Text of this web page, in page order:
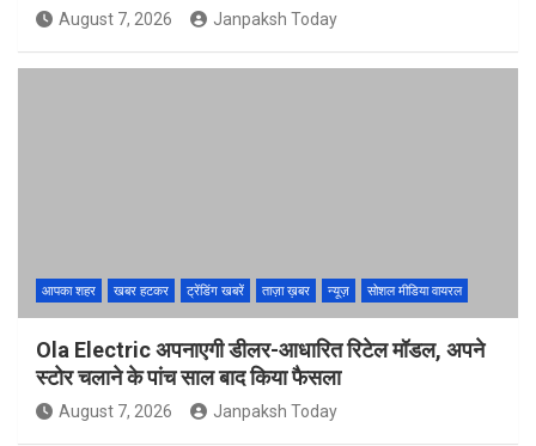
August 7, 2026 Janpaksh Today
आपका शहर खबर हटकर ट्रेंडिंग खबरें ताज़ा ख़बर न्यूज़ सोशल मीडिया वायरल
Ola Electric अपनाएगी डीलर-आधारित रिटेल मॉडल, अपने
स्टोर चलाने के पांच साल बाद किया फैसला
August 7, 2026 Janpaksh Today